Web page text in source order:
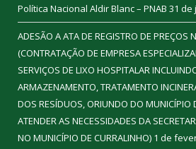
Política Nacional Aldir Blanc – PNAB 31 de
ADESÃO A ATA DE REGISTRO DE PREÇOS
(CONTRATAÇÃO DE EMPRESA
SERVIÇOS DE LIXO HOSPITALAR
ARMAZENAMENTO, TRATAMENTO
DOS RESÍDUOS, ORIUNDO DO MUNICÍPIO
ATENDER AS NECESSIDADES DA
NO MUNICÍPIO DE CURRALINHO) 1 de